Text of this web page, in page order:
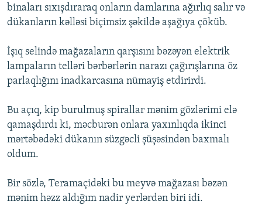
binaları sıxışdıraraq onların damlarına ağırlıq salır və
dükanların kəlləsi biçimsiz şəkildə aşağıya çöküb.
İşıq selində mağazaların qarşısını bəzəyən elektrik
lampaların telləri bərbərlərin narazı çağırışlarına öz
parlaqlığını inadkarcasına nümayiş etdirirdi.
Bu açıq, kip burulmuş spirallar mənim gözlərimi elə
qamaşdırdı ki, məcburən onlara yaxınlıqda ikinci
mərtəbədəki dükanın süzgəcli şüşəsindən baxmalı
oldum.
Bir sözlə, Teramaçidəki bu meyvə mağazası bəzən
mənim həzz aldığım nadir yerlərdən biri idi.